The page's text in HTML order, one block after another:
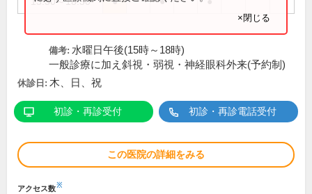
×閉じる
備考: 水曜日午後(15時～18時)
一般診療に加え斜視・弱視・神経眼科外来(予約制)
休診日: 木、日、祝
初診・再診受付 初診・再診電話受付
この医院の詳細をみる
アクセス数※